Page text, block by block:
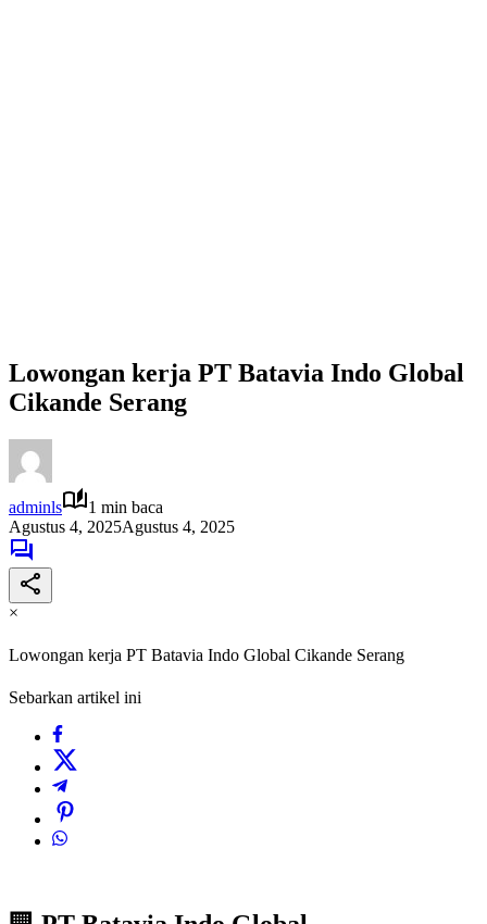
Lowongan kerja PT Batavia Indo Global
Cikande Serang
adminls
1 min baca
Agustus 4, 2025Agustus 4, 2025
×
Lowongan kerja PT Batavia Indo Global Cikande Serang
Sebarkan artikel ini